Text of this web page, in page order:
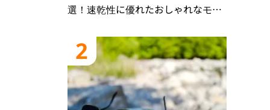
選！速乾性に優れたおしゃれなモデ
2